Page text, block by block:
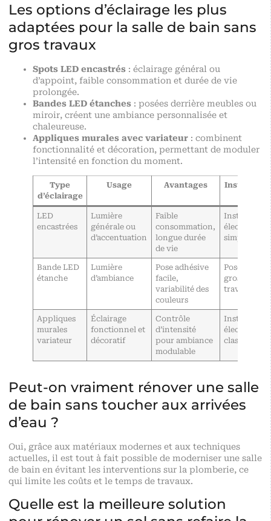
Les options d’éclairage les plus
adaptées pour la salle de bain sans
gros travaux
Spots LED encastrés : éclairage général ou
d’appoint, faible consommation et durée de vie
prolongée.
Bandes LED étanches : posées derrière meubles ou
miroir, créent une ambiance personnalisée et
chaleureuse.
Appliques murales avec variateur : combinent
fonctionnalité et décoration, permettant de moduler
l’intensité en fonction du moment.
Type
d’éclairage
Usage Avantages Installation
LED
encastrées
Lumière
générale ou
d’accentuation
Faible
consommation,
longue durée
de vie
Installation
électrique
simple
Bande LED
étanche
Lumière
d’ambiance
Pose adhésive
facile,
variabilité des
couleurs
Pose sans
gros
travaux
Appliques
murales
variateur
Éclairage
fonctionnel et
décoratif
Contrôle
d’intensité
pour ambiance
modulable
Installation
électrique
classique
Peut-on vraiment rénover une salle
de bain sans toucher aux arrivées
d’eau ?
Oui, grâce aux matériaux modernes et aux techniques
actuelles, il est tout à fait possible de moderniser une salle
de bain en évitant les interventions sur la plomberie, ce
qui limite les coûts et le temps de travaux.
Quelle est la meilleure solution